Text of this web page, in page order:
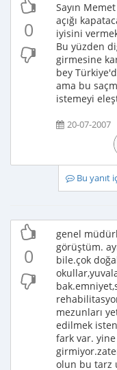
0
Sayın
açığı
iyisini
Bu yüzden
girmesine
bey
ama bu
istemeyi
20-07-2007
Bu yanıt
0
genel
görüştüm.
bile.çok
mezunları
edilmek
fark var.
olun bu tarz